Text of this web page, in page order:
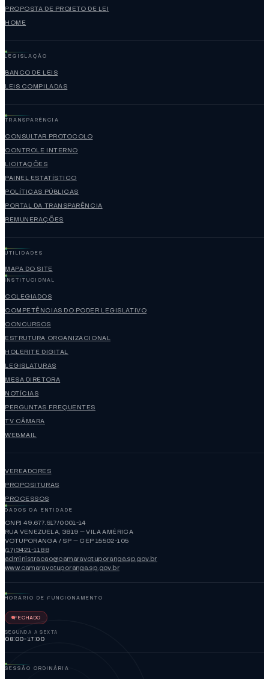
PROPOSTA DE PROJETO DE LEI
HOME
LEGISLAÇÃO
BANCO DE LEIS
LEIS COMPILADAS
TRANSPARÊNCIA
CONSULTAR PROTOCOLO
CONTROLE INTERNO
LICITAÇÕES
PAINEL ESTATÍSTICO
POLÍTICAS PÚBLICAS
PORTAL DA TRANSPARÊNCIA
REMUNERAÇÕES
UTILIDADES
MAPA DO SITE
INSTITUCIONAL
COLEGIADOS
COMPETÊNCIAS DO PODER LEGISLATIVO
CONCURSOS
ESTRUTURA ORGANIZACIONAL
HOLERITE DIGITAL
LEGISLATURAS
MESA DIRETORA
NOTÍCIAS
PERGUNTAS FREQUENTES
TV CÂMARA
WEBMAIL
VEREADORES
PROPOSITURAS
PROCESSOS
DADOS DA ENTIDADE
CNPJ 49.677.917/0001-14
RUA VENEZUELA, 3819 — VILA AMÉRICA
VOTUPORANGA / SP — CEP 15502-105
(17)3421-1188
administracao@camaravotuporanga.sp.gov.br
www.camaravotuporanga.sp.gov.br
HORÁRIO DE FUNCIONAMENTO
FECHADO
SEGUNDA A SEXTA
08:00-17:00
SESSÃO ORDINÁRIA